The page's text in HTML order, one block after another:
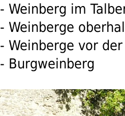
- Weinberg im
- Weinberge
- Weinberge vor
- Burgweinberg